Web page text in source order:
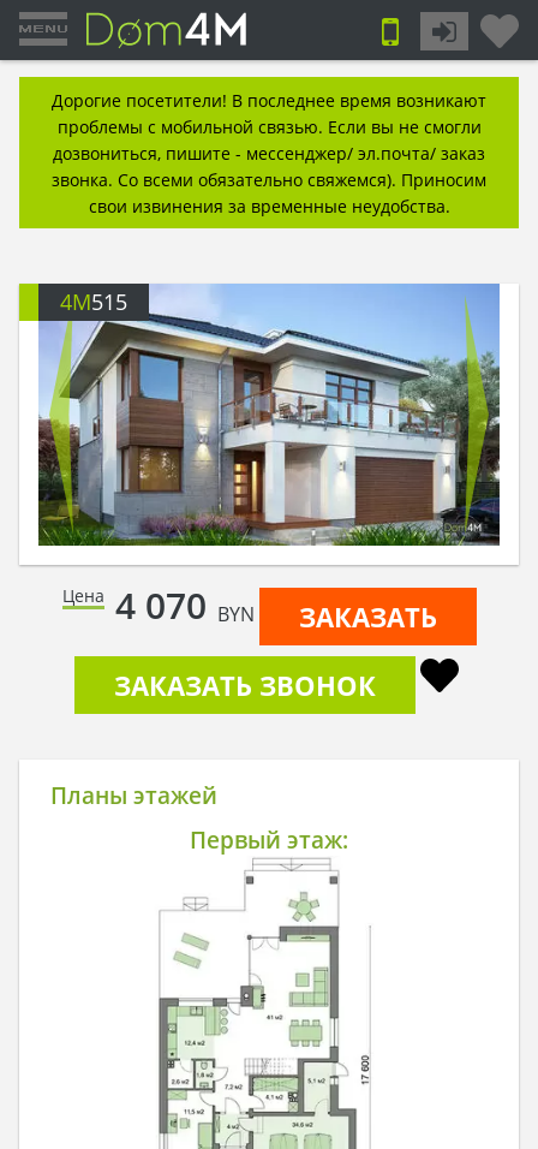
Дорогие посетители! В последнее время возникают
проблемы с мобильной связью. Если вы не смогли
дозвониться, пишите - мессенджер/ эл.почта/ заказ
звонка. Со всеми обязательно свяжемся). Приносим
свои извинения за временные неудобства.
4M515
Цена 4 070 BYN
ЗАКАЗАТЬ
ЗАКАЗАТЬ ЗВОНОК
Планы этажей
Первый этаж: